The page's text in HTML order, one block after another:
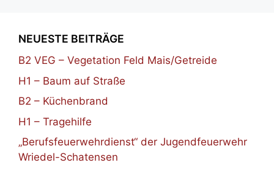
NEUESTE BEITRÄGE
B2 VEG – Vegetation Feld Mais/Getreide
H1 – Baum auf Straße
B2 – Küchenbrand
H1 – Tragehilfe
„Berufsfeuerwehrdienst“ der Jugendfeuerwehr
Wriedel-Schatensen